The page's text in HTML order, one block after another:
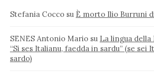
Stefania Cocco su È morto Ilio Burruni
SENES Antonio Mario su La lingua della
“Si ses Italianu, faedda in sardu” (se sei
sardo)